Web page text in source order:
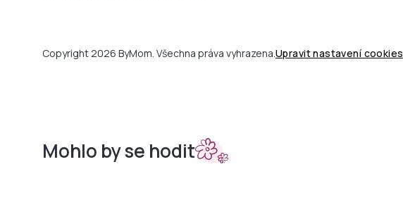
Copyright 2026 ByMom. Všechna práva vyhrazena.Upravit nastavení cookies
Mohlo by se hodit